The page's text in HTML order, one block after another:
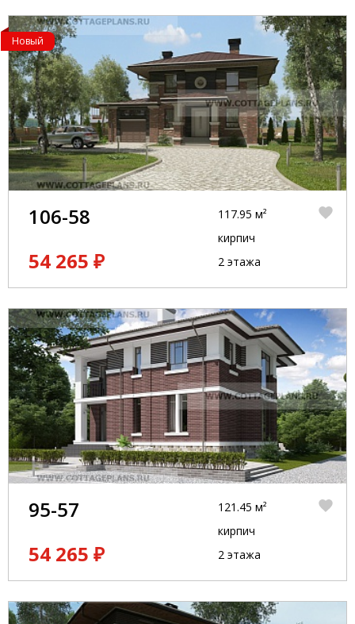
Новый
106-58
54 265 ₽
117.95 м²
кирпич
2 этажа
95-57
54 265 ₽
121.45 м²
кирпич
2 этажа